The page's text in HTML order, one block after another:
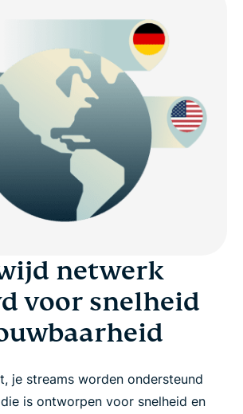
netwerk
voor snelheid
je streams worden ondersteund
is ontworpen voor snelheid en